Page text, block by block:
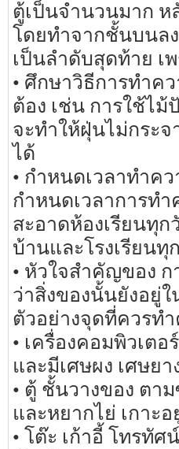
ตู้เป็นจำนวนมาก ห
โดยทำจากชั้นบนล
เป็นลำดับสุดท้าย เ
• ศึกษาวิธีการทำค
ต้อง เช่น การใช้ไ
จะทำให้ฝุ่นไม่กระ
ได้
• กำหนดเวลาทำค
กำหนดเวลาการท
สะอาดห้องเรียนทุ
บ้านและโรงเรียน
• หัวใจสำคัญของ
ว่าสิ่งของนั้นยังอยู่
ตัวอย่างจุดที่ควรท
• เครื่องคอมพิวเต
และมีเศษผง เศษย
• ตู้ ชั้นวางของ ตา
และหยากไย่ เกาะ
• โต๊ะ เก้าอี้ โทรทั